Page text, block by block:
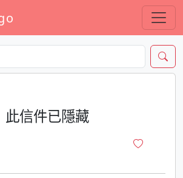
此信件已隱藏